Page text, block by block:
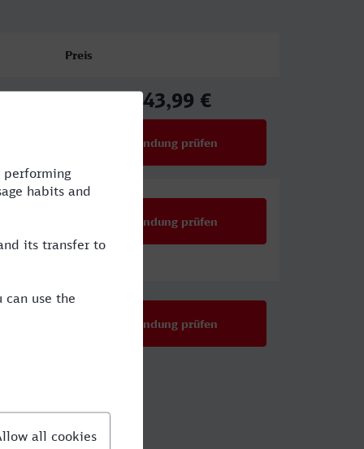
Preis
143,99 €
Verbindung prüfen
Verbindung prüfen
Verbindung prüfen